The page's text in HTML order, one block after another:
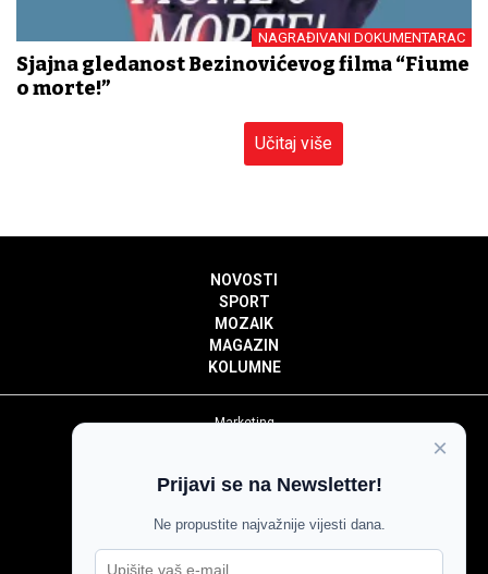
NAGRAĐIVANI DOKUMENTARAC
Sjajna gledanost Bezinovićevog filma “Fiume
o morte!”
Učitaj više
NOVOSTI
SPORT
MOZAIK
MAGAZIN
KOLUMNE
Marketing
Impressum
Pravila komentiranja
Agroglas
×
Prijavi se na Newsletter!
Ne propustite najvažnije vijesti dana.